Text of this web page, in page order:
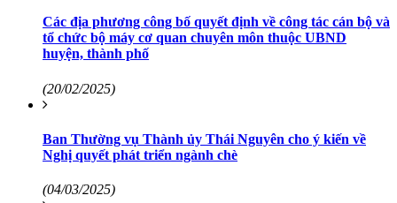
Các địa phương công bố quyết định về công tác cán bộ và
tổ chức bộ máy cơ quan chuyên môn thuộc UBND
huyện, thành phố
(20/02/2025)
Ban Thường vụ Thành ủy Thái Nguyên cho ý kiến về
Nghị quyết phát triển ngành chè
(04/03/2025)